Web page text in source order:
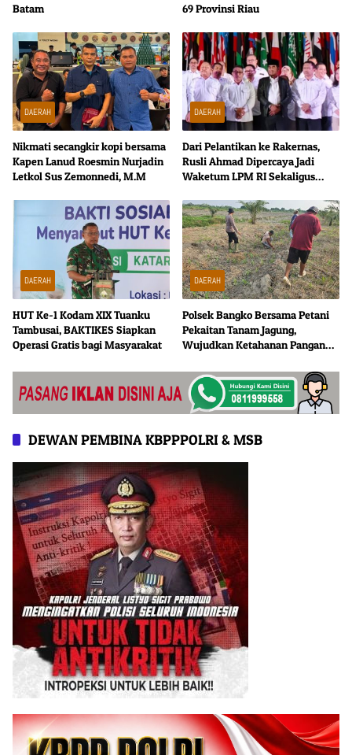
Batam 69 Provinsi Riau
DAERAH
Nikmati secangkir kopi bersama
Kapen Lanud Roesmin Nurjadin
Letkol Sus Zemonnedi, M.M
DAERAH
Dari Pelantikan ke Rakernas,
Rusli Ahmad Dipercaya Jadi
Waketum LPM RI Sekaligus
DAERAH
HUT Ke-1 Kodam XIX Tuanku
Tambusai, BAKTIKES Siapkan
Operasi Gratis bagi Masyarakat
DAERAH
Polsek Bangko Bersama Petani
Pekaitan Tanam Jagung,
Wujudkan Ketahanan Pangan
DEWAN PEMBINA KBPPPOLRI & MSB